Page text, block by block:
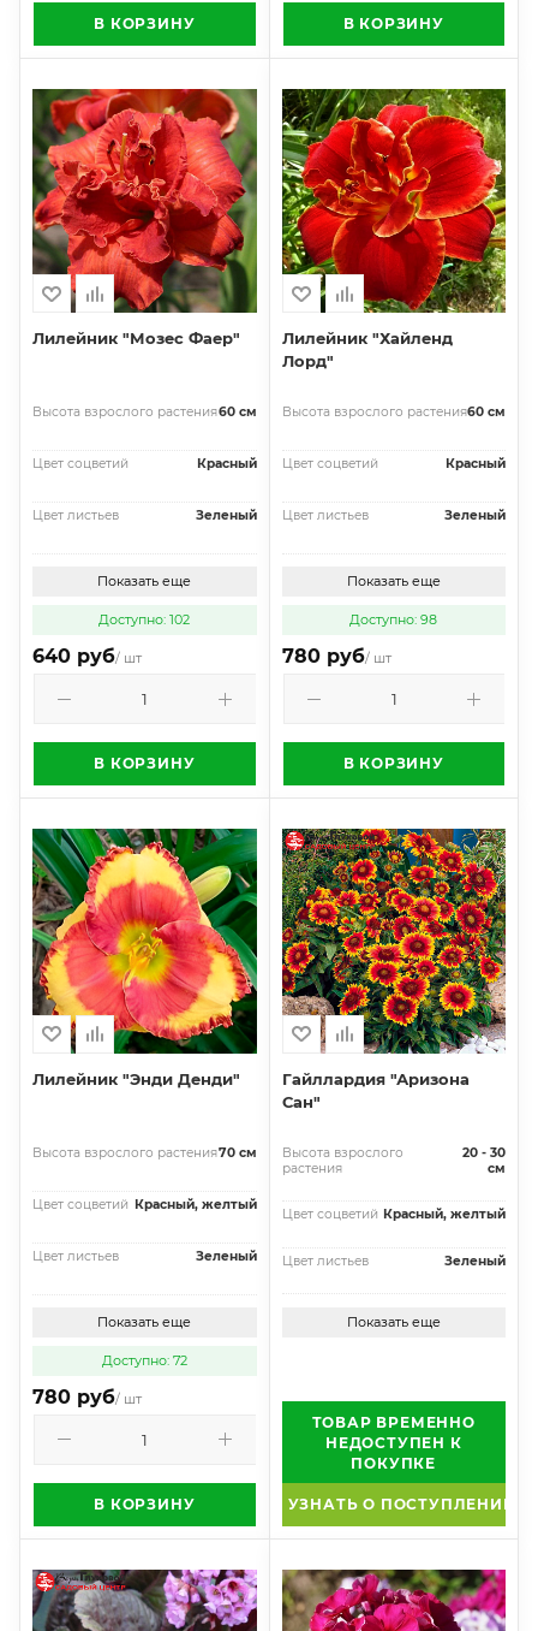
В КОРЗИНУ В КОРЗИНУ
Лилейник "Мозес Фаер"
Высота взрослого растения60 см
Цвет соцветий Красный
Цвет листьев Зеленый
Показать еще
Доступно: 102
640 руб/ шт
В КОРЗИНУ
Лилейник "Хайленд
Лорд"
Высота взрослого растения60 см
Цвет соцветий Красный
Цвет листьев Зеленый
Показать еще
Доступно: 98
780 руб/ шт
В КОРЗИНУ
Лилейник "Энди Денди"
Высота взрослого растения70 см
Цвет соцветий Красный, желтый
Цвет листьев Зеленый
Показать еще
Доступно: 72
780 руб/ шт
В КОРЗИНУ
Гайллардия "Аризона
Сан"
Высота взрослого
растения
20 - 30
см
Цвет соцветий Красный, желтый
Цвет листьев Зеленый
Показать еще
ТОВАР ВРЕМЕННО
НЕДОСТУПЕН К
ПОКУПКЕ
УЗНАТЬ О ПОСТУПЛЕНИИ